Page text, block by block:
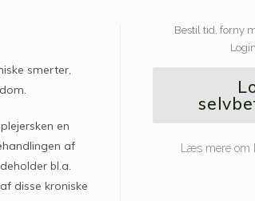
smerter,
en
af
bl.a.
disse kroniske
Bestil tid, forny
Læs mere om